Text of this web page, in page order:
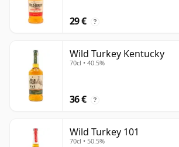
29 € ?
Wild Turkey Kentucky
70cl • 40.5%
36 € ?
Wild Turkey 101
70cl • 50.5%